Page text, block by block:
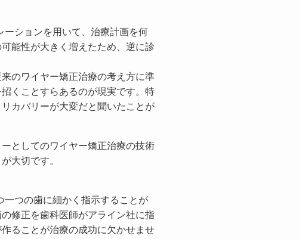
ーションを用いて、治療計画を何
能性が大きく増えたため、逆に診
のワイヤー矯正治療の考え方に準
くことすらあるのが現実です。特
カバリーが大変だと聞いたことが
としてのワイヤー矯正治療の技術
大切です。
つの歯に細かく指示することが
修正を歯科医師がアライン社に指
ることが治療の成功に欠かせませ